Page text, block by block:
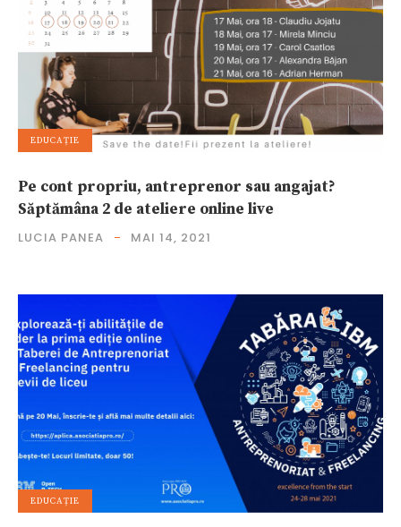
EDUCAȚIE
Pe cont propriu, antreprenor sau angajat?
Săptămâna 2 de ateliere online live
LUCIA PANEA MAI 14, 2021
EDUCAȚIE